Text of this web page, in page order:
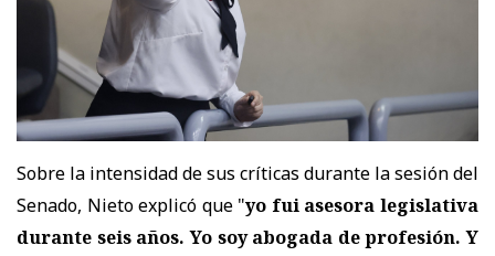
Sobre la intensidad de sus críticas durante la sesión del
Senado, Nieto explicó que "yo fui asesora legislativa
durante seis años. Yo soy abogada de profesión. Y